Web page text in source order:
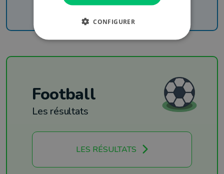
Football
Les résultats
LES RÉSULTATS
CONFIGURER